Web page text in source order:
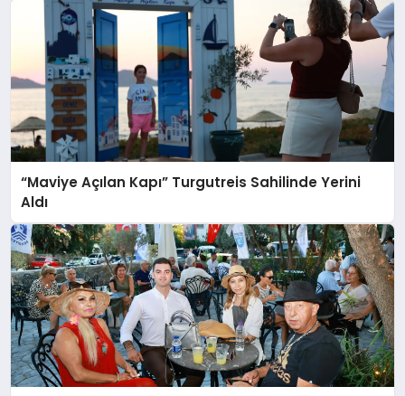
“Maviye Açılan Kapı” Turgutreis Sahilinde Yerini
Aldı